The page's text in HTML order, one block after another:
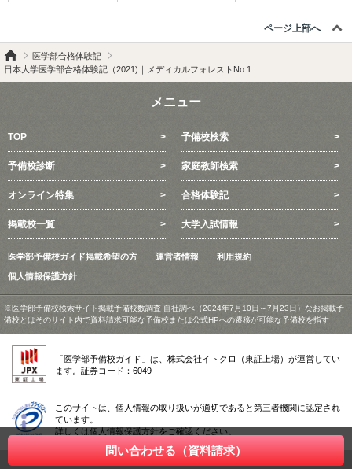
ページ上部へ
医学部合格体験記
日本大学医学部合格体験記（2021)｜メディカルフォレストNo.1
メニュー
TOP 予備校検索
予備校診断 家庭教師検索
オンライン特集 合格体験記
掲載校一覧 大学入試情報
医学部予備校ガイド掲載希望の方 運営者情報 利用規約
個人情報保護方針
※医学部予備校検索サイト掲載予備校数調査 自社調べ（2024年7月10日～7月23日）なお掲載予
備校とはそのサイト内で資料請求可能な予備校または公式HPへの遷移が可能な予備校を指す
「医学部予備校ガイド」は、株式会社イトクロ（東証上場）が運営してい
ます。証券コード：6049
このサイトは、個人情報の取り扱いが適切であると第三者機関に認定され
ています。
詳しくは個人情報保護方針をご確認ください。
問い合わせる（資料請求）